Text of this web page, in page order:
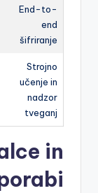
End-to-
end
šifriranje
Strojno
učenje in
nadzor
tveganj
in